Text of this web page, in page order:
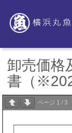
卸売価格
書（
ページ 1 / 3